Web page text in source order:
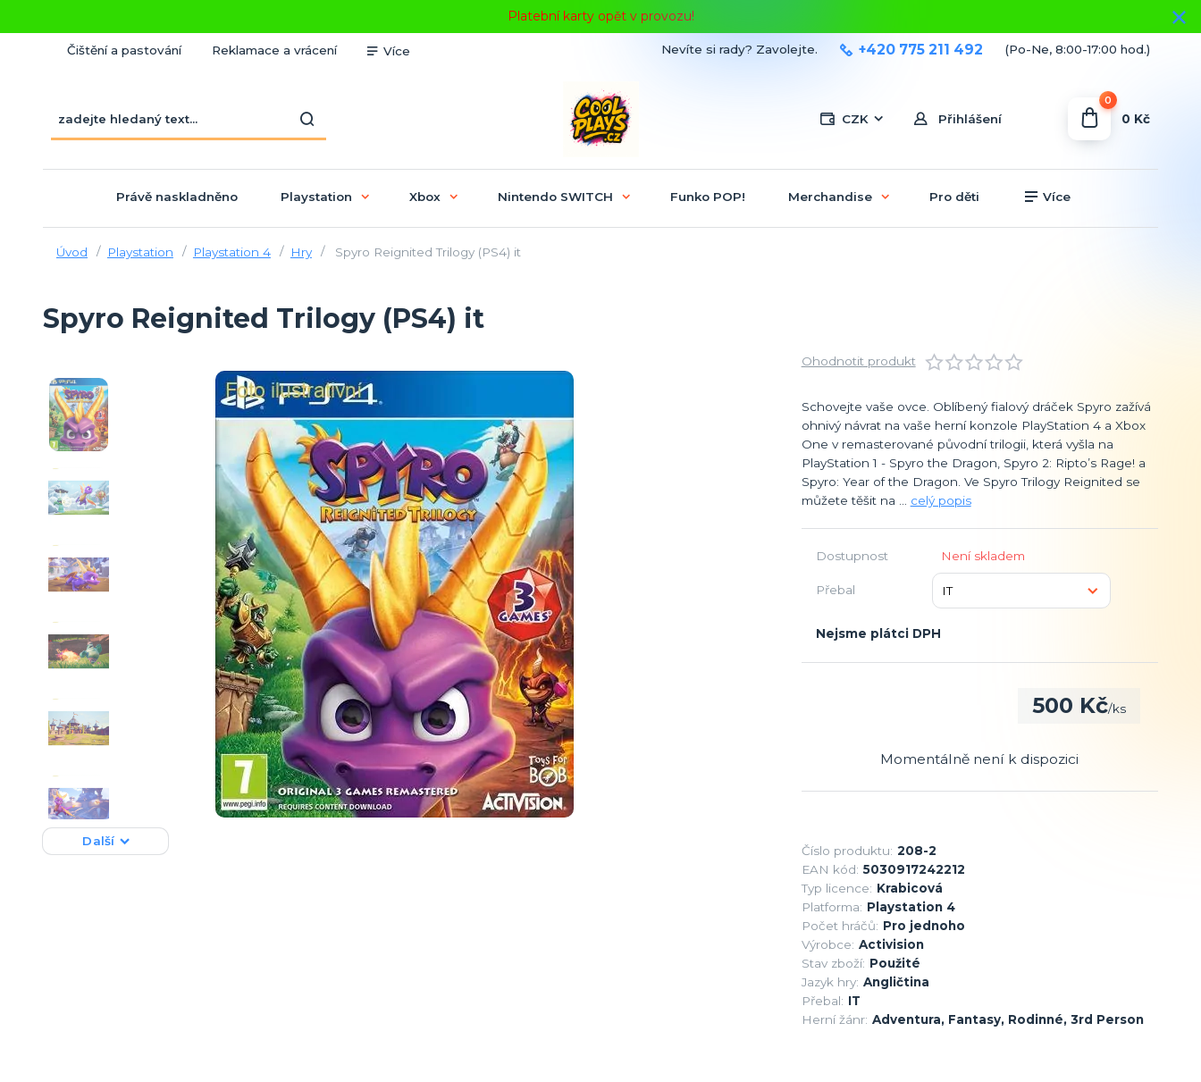
Platební karty opět v provozu!
Čištění a pastování Reklamace a vrácení Více
CZK Přihlášení
Nevíte si rady? Zavolejte. +420 775 211 492 (Po-Ne, 8:00-17:00 hod.)
0
0 Kč
Právě naskladněno Playstation Xbox Nintendo SWITCH Funko POP! Merchandise Pro děti Více
Úvod Playstation Playstation 4 Hry Spyro Reignited Trilogy (PS4) it
Spyro Reignited Trilogy (PS4) it
Další
Ohodnotit produkt
Schovejte vaše ovce. Oblíbený fialový dráček Spyro zažívá
ohnivý návrat na vaše herní konzole PlayStation 4 a Xbox
One v remasterované původní trilogii, která vyšla na
PlayStation 1 - Spyro the Dragon, Spyro 2: Ripto’s Rage! a
Spyro: Year of the Dragon. Ve Spyro Trilogy Reignited se
můžete těšit na ... celý popis
Dostupnost Není skladem
Přebal
Nejsme plátci DPH
500 Kč/ks
Momentálně není k dispozici
Číslo produktu: 208-2
EAN kód: 5030917242212
Typ licence: Krabicová
Platforma: Playstation 4
Počet hráčů: Pro jednoho
Výrobce: Activision
Stav zboží: Použité
Jazyk hry: Angličtina
Přebal: IT
Herní žánr: Adventura, Fantasy, Rodinné, 3rd Person